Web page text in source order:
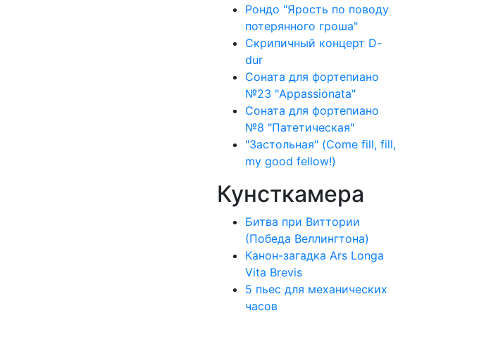
Рондо "Ярость по поводу
потерянного гроша"
Скрипичный концерт D-
dur
Соната для фортепиано
№23 "Appassionata"
Соната для фортепиано
№8 "Патетическая"
"Застольная" (Come fill, fill,
my good fellow!)
Кунсткамера
Битва при Виттории
(Победа Веллингтона)
Канон-загадка Ars Longa
Vita Brevis
5 пьес для механических
часов